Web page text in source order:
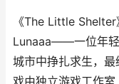
《The Little
Lunaaa——一位年轻
城市中挣扎求生，